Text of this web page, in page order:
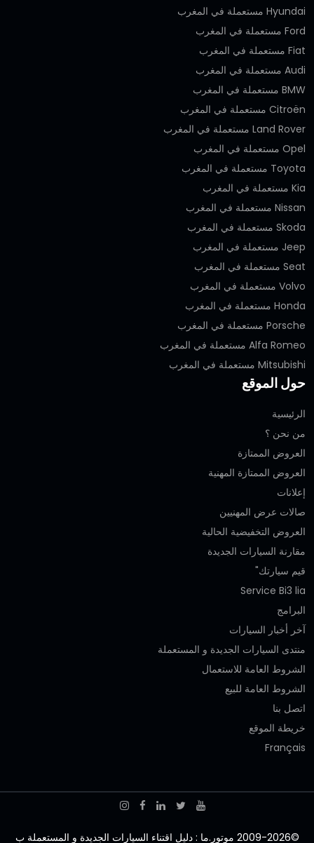
Hyundai مستعملة في المغرب
Ford مستعملة في المغرب
Fiat مستعملة في المغرب
Audi مستعملة في المغرب
BMW مستعملة في المغرب
Citroën مستعملة في المغرب
Land Rover مستعملة في المغرب
Opel مستعملة في المغرب
Toyota مستعملة في المغرب
Kia مستعملة في المغرب
Nissan مستعملة في المغرب
Skoda مستعملة في المغرب
Jeep مستعملة في المغرب
Seat مستعملة في المغرب
Volvo مستعملة في المغرب
Honda مستعملة في المغرب
Porsche مستعملة في المغرب
Alfa Romeo مستعملة في المغرب
Mitsubishi مستعملة في المغرب
حول الموقع
الرئيسية
من نحن ؟
العروض الممتازة
العروض الممتازة المهنية‎
إعلانات
صالات عرض المهنيين
العروض التخفيضية الحالية
مقارنة السيارات الجديدة
قيم سيارتك"
Service Bi3 lia
البرامج
آخر أخبار السيارات
منتدى السيارات الجديدة و المستعملة
الشروط العامة للاستعمال
الشروط العامة للبيع
اتصل بنا
خريطة الموقع
Français
©2009-2026 موتور.ما : دليل اقتناء السيارات الجديدة و المستعملة ب